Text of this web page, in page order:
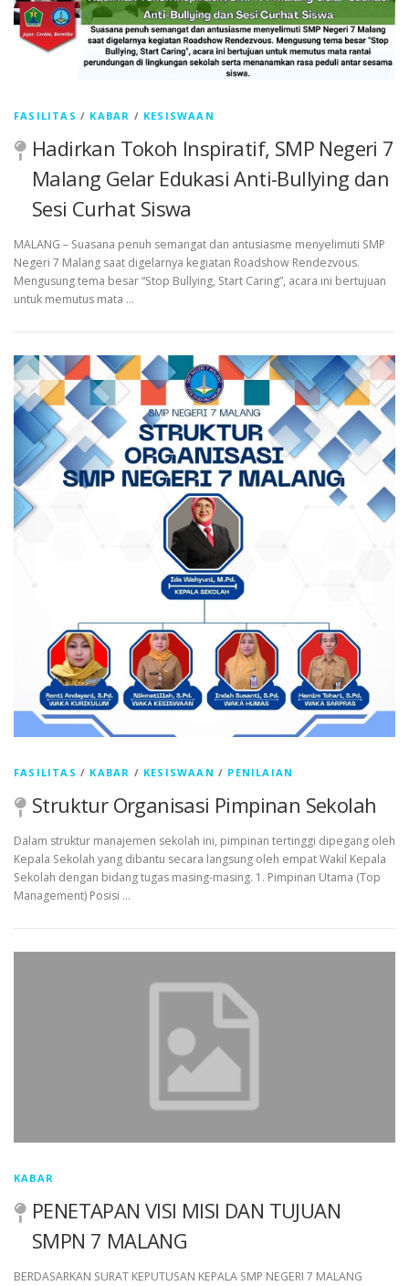
FASILITAS / KABAR / KESISWAAN
Hadirkan Tokoh Inspiratif, SMP Negeri 7
Malang Gelar Edukasi Anti-Bullying dan
Sesi Curhat Siswa
MALANG – Suasana penuh semangat dan antusiasme menyelimuti SMP
Negeri 7 Malang saat digelarnya kegiatan Roadshow Rendezvous.
Mengusung tema besar “Stop Bullying, Start Caring”, acara ini bertujuan
untuk memutus mata …
FASILITAS / KABAR / KESISWAAN / PENILAIAN
Struktur Organisasi Pimpinan Sekolah
Dalam struktur manajemen sekolah ini, pimpinan tertinggi dipegang oleh
Kepala Sekolah yang dibantu secara langsung oleh empat Wakil Kepala
Sekolah dengan bidang tugas masing-masing. 1. Pimpinan Utama (Top
Management) Posisi …
KABAR
PENETAPAN VISI MISI DAN TUJUAN
SMPN 7 MALANG
BERDASARKAN SURAT KEPUTUSAN KEPALA SMP NEGERI 7 MALANG